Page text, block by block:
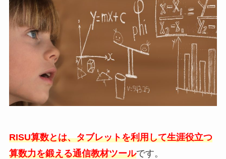
RISU算数とは、タブレットを利用して生涯役立つ
算数力を鍛える通信教材ツールです。